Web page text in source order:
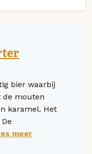
bier waarbij
de mouten
karamel. Het
meer